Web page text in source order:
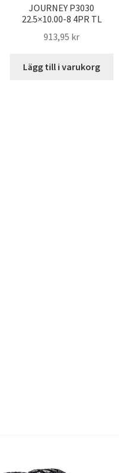
JOURNEY P3030
22.5×10.00-8 4PR TL
913,95 kr
Lägg till i varukorg